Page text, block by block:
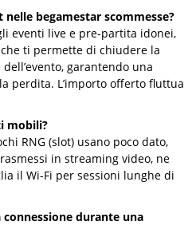
nelle begamestar scommesse?
eventi live e pre-partita idonei,
che ti permette di chiudere la
garantendo una
perdita. L’importo offerto fluttua
mobili?
RNG (slot) usano poco dato,
in streaming video, ne
il Wi-Fi per sessioni lunghe di
connessione durante una